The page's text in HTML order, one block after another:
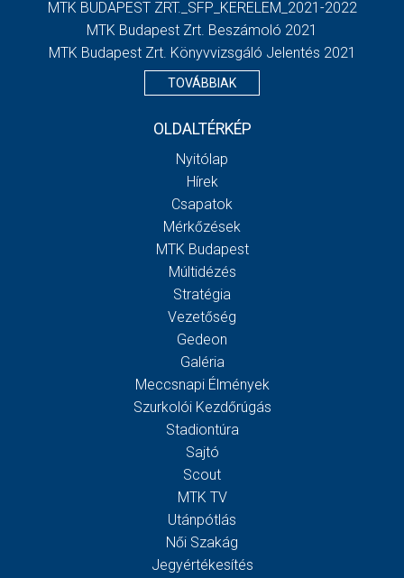
MTK BUDAPEST ZRT._SFP_KERELEM_2021-2022
MTK Budapest Zrt. Beszámoló 2021
MTK Budapest Zrt. Könyvvizsgáló Jelentés 2021
TOVÁBBIAK
OLDALTÉRKÉP
Nyitólap
Hírek
Csapatok
Mérkőzések
MTK Budapest
Múltidézés
Stratégia
Vezetőség
Gedeon
Galéria
Meccsnapi Élmények
Szurkolói Kezdőrúgás
Stadiontúra
Sajtó
Scout
MTK TV
Utánpótlás
Női Szakág
Jegyértékesítés